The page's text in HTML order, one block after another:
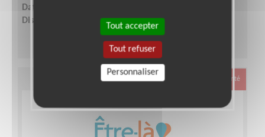
Date :
Disponibilité demandée :2 à 4 heures par semaine
Santé
Tout accepter
Tout refuser
Personnaliser